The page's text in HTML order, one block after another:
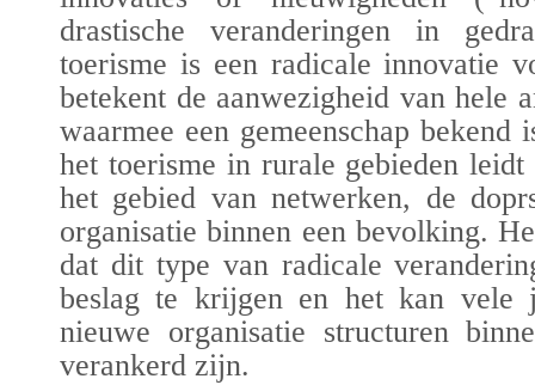
drastische veranderingen in
toerisme is een radicale innovatie
betekent de aanwezigheid van hele
waarmee een gemeenschap
het toerisme in rurale gebieden
het gebied van netwerken, de
organisatie binnen een bevolking.
dat dit type van radicale
beslag te krijgen en het kan vele
nieuwe organisatie structuren
verankerd zijn.